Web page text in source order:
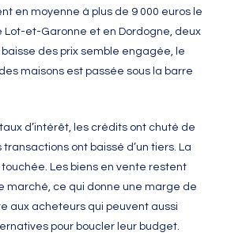
en moyenne à plus de 9 000 euros le
Lot-et-Garonne et en Dordogne, deux
des prix semble engagée, le
maisons est passée sous la barre
d’intérêt, les crédits ont chuté de
transactions ont baissé d’un tiers. La
Les biens en vente restent
marché, ce qui donne une marge de
aux acheteurs qui peuvent aussi
pour boucler leur budget.